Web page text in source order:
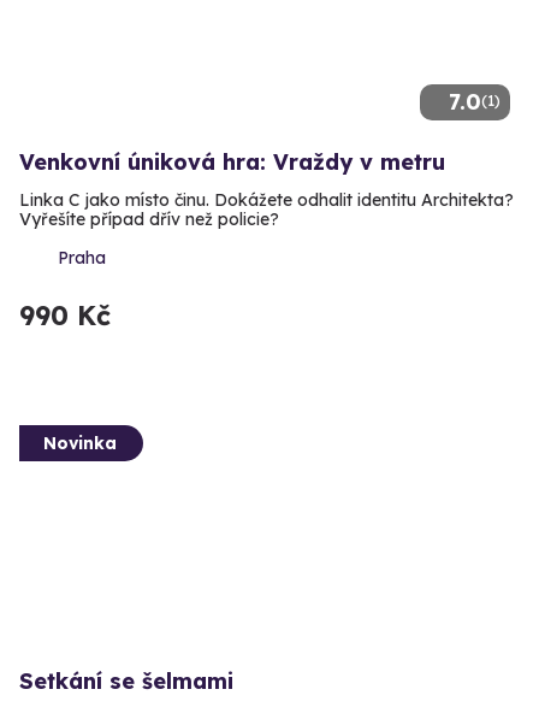
7.0(1)
Venkovní úniková hra: Vraždy v metru
Linka C jako místo činu. Dokážete odhalit identitu Architekta?
Vyřešíte případ dřív než policie?
Praha
990 Kč
Novinka
Setkání se šelmami